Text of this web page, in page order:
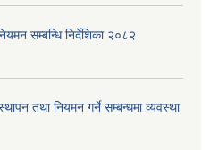
सम्बन्धि निर्देशिका २०८२
तथा नियमन गर्ने सम्बन्धमा व्यवस्था